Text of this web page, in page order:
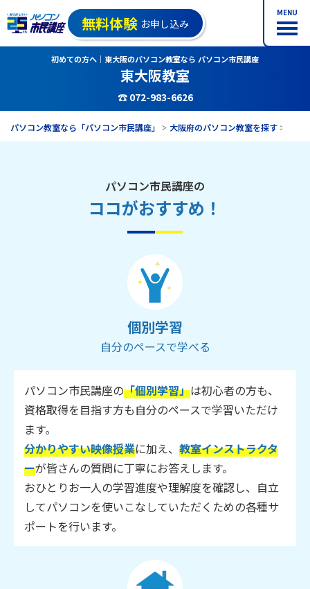
MENU
無料体験 お申し込み
初めての方へ｜東大阪のパソコン教室なら パソコン市民講座
東大阪教室
☎ 072-983-6626
パソコン教室なら「パソコン市民講座」 大阪府のパソコン教室を探す
ココがおすすめ！
パソコン市民講座の
個別学習
自分のペースで学べる
パソコン市民講座の「個別学習」は初心者の方も、
資格取得を目指す方も自分のペースで学習いただけ
ます。
分かりやすい映像授業に加え、 教室インストラクタ
ーが皆さんの質問に丁寧にお答えします。
おひとりお一人の学習進度や理解度を確認し、自立
してパソコンを使いこなしていただくための各種サ
ポートを行います。